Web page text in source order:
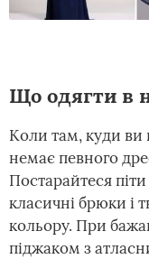
Що одягти в
Коли там, куди ви
немає певного
Постарайтеся
класичні брюки і
кольору. При
піджаком з